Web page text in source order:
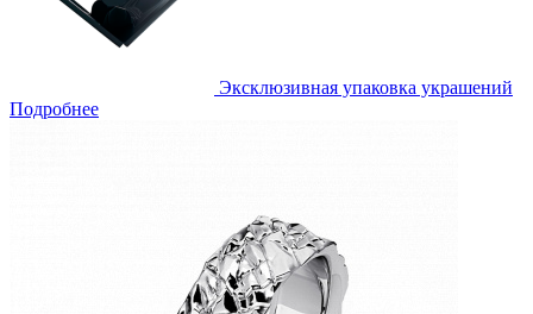
Эксклюзивная упаковка украшений
Подробнее